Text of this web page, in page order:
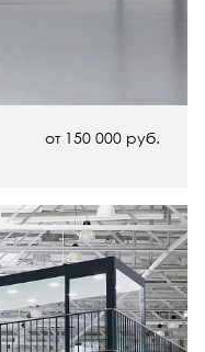
от 150 000 руб.